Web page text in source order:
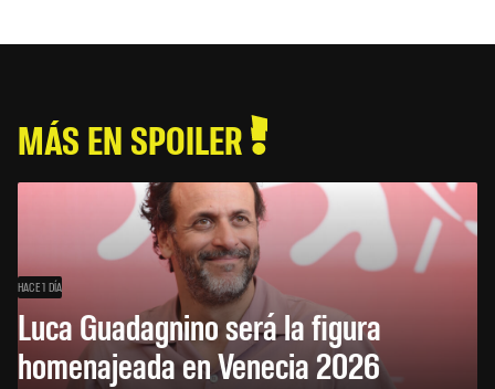
MÁS EN SPOILER
HACE 1 DÍA
Luca Guadagnino será la figura
homenajeada en Venecia 2026